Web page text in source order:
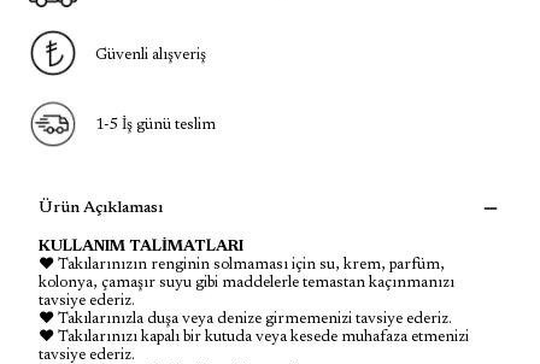
Güvenli alışveriş
1-5 İş günü teslim
Ürün Açıklaması
KULLANIM TALİMATLARI
♥ Takılarınızın renginin solmaması için su, krem, parfüm,
kolonya, çamaşır suyu gibi maddelerle temastan kaçınmanızı
tavsiye ederiz.
♥ Takılarınızla duşa veya denize girmemenizi tavsiye ederiz.
♥ Takılarınızı kapalı bir kutuda veya kesede muhafaza etmenizi
tavsiye ederiz.